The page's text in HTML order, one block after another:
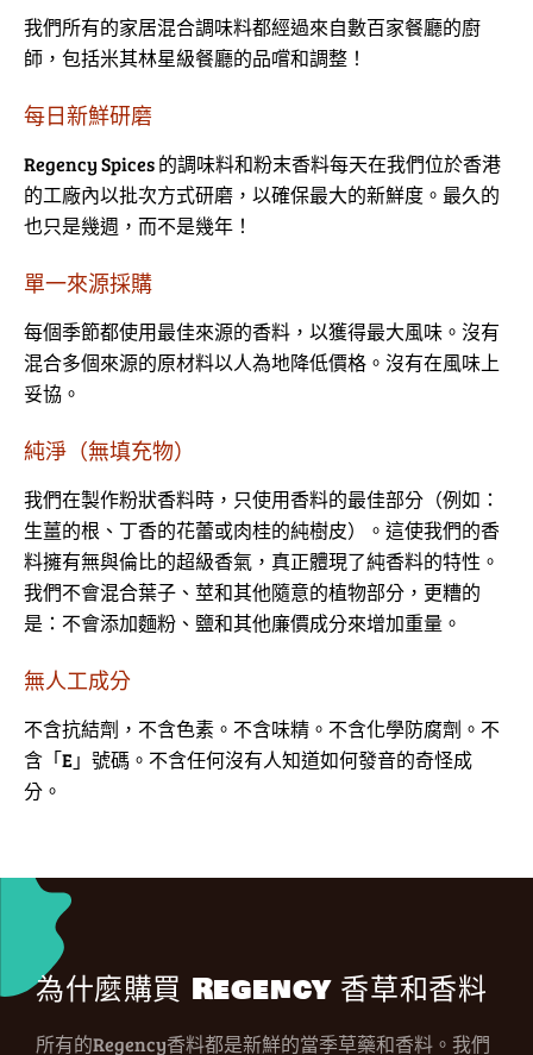
我們所有的家居混合調味料都經過來自數百家餐廳的廚
師，包括米其林星級餐廳的品嚐和調整！
每日新鮮研磨
Regency Spices 的調味料和粉末香料每天在我們位於香港
的工廠內以批次方式研磨，以確保最大的新鮮度。最久的
也只是幾週，而不是幾年！
單一來源採購
每個季節都使用最佳來源的香料，以獲得最大風味。沒有
混合多個來源的原材料以人為地降低價格。沒有在風味上
妥協。
純淨（無填充物）
我們在製作粉狀香料時，只使用香料的最佳部分（例如：
生薑的根、丁香的花蕾或肉桂的純樹皮）。這使我們的香
料擁有無與倫比的超級香氣，真正體現了純香料的特性。
我們不會混合葉子、莖和其他隨意的植物部分，更糟的
是：不會添加麵粉、鹽和其他廉價成分來增加重量。
無人工成分
不含抗結劑，不含色素。不含味精。不含化學防腐劑。不
含「E」號碼。不含任何沒有人知道如何發音的奇怪成
分。
為什麼購買 Regency 香草和香料
所有的Regency香料都是新鮮的當季草藥和香料。我們